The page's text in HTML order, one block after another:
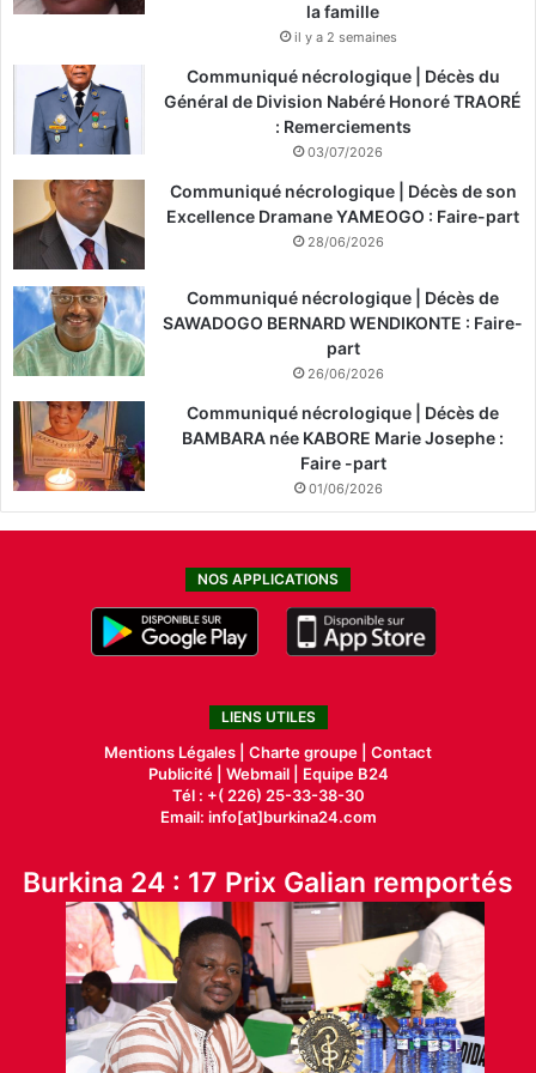
la famille
il y a 2 semaines
Communiqué nécrologique | Décès du
Général de Division Nabéré Honoré TRAORÉ
: Remerciements
03/07/2026
Communiqué nécrologique | Décès de son
Excellence Dramane YAMEOGO : Faire-part
28/06/2026
Communiqué nécrologique | Décès de
SAWADOGO BERNARD WENDIKONTE : Faire-
part
26/06/2026
Communiqué nécrologique | Décès de
BAMBARA née KABORE Marie Josephe :
Faire -part
01/06/2026
NOS APPLICATIONS
LIENS UTILES
Mentions Légales | Charte groupe | Contact
Publicité| Webmail |
Equipe B24
Tél : +( 226) 25-33-38-30
Email: info[at]burkina24.com
Burkina 24 : 17 Prix Galian remportés